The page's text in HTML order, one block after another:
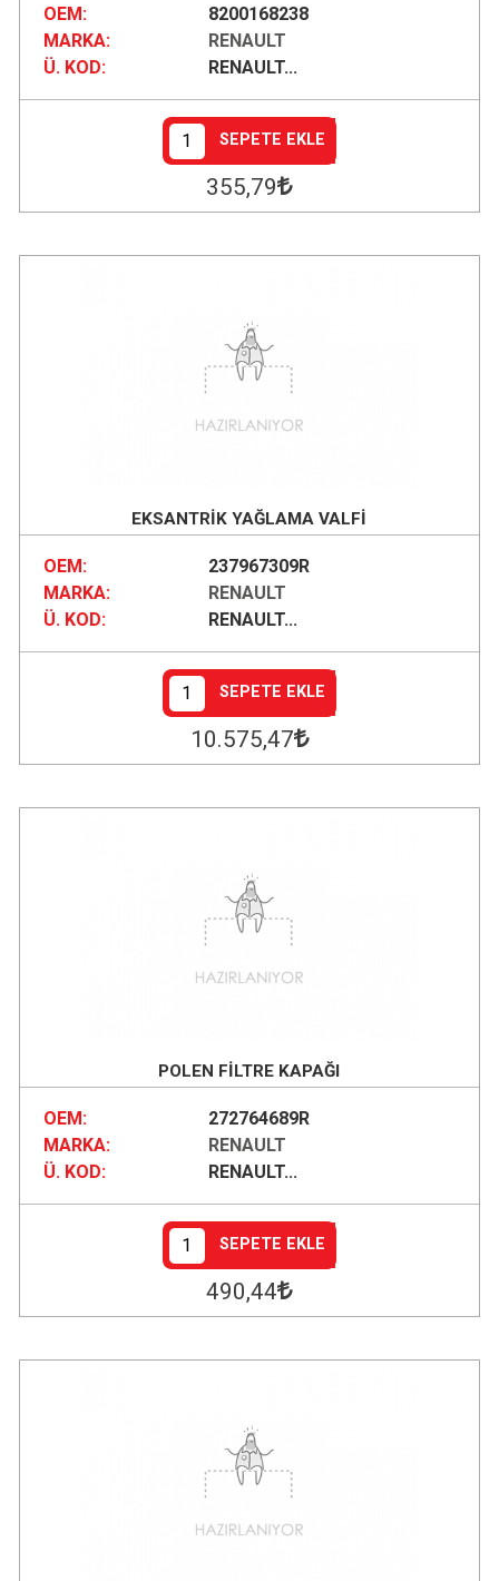
OEM:
8200168238
MARKA:
RENAULT
Ü. KOD:
RENAULT...
SEPETE EKLE
355,79
EKSANTRİK YAĞLAMA VALFİ
OEM:
237967309R
MARKA:
RENAULT
Ü. KOD:
RENAULT...
SEPETE EKLE
10.575,47
POLEN FİLTRE KAPAĞI
OEM:
272764689R
MARKA:
RENAULT
Ü. KOD:
RENAULT...
SEPETE EKLE
490,44